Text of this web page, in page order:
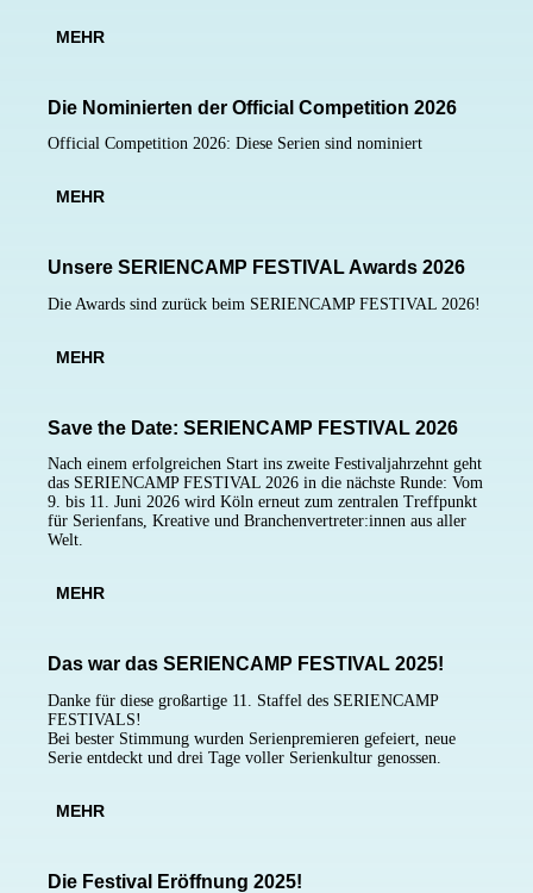
MEHR
Die Nominierten der Official Competition 2026
Official Competition 2026: Diese Serien sind nominiert
MEHR
Unsere SERIENCAMP FESTIVALAwards 2026
Die Awards sind zurück beim SERIENCAMP FESTIVAL 2026!
MEHR
Save the Date: SERIENCAMP FESTIVAL 2026
Nach einem erfolgreichen Start ins zweite Festivaljahrzehnt geht
das SERIENCAMP FESTIVAL 2026 in die nächste Runde: Vom
9. bis 11. Juni 2026 wird Köln erneut zum zentralen Treffpunkt
für Serienfans, Kreative und Branchenvertreter:innen aus aller
Welt.
MEHR
Das war das SERIENCAMP FESTIVAL 2025!
Danke für diese großartige 11. Staffel des SERIENCAMP
FESTIVALS!
Bei bester Stimmung wurden Serienpremieren gefeiert, neue
Serie entdeckt und drei Tage voller Serienkultur genossen.
MEHR
Die Festival Eröffnung 2025!